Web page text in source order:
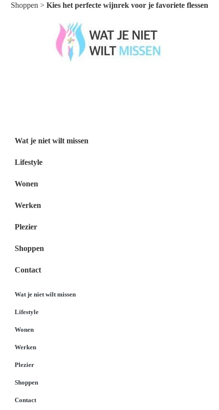
Shoppen > Kies het perfecte wijnrek voor je favoriete flessen
Wat je niet wilt missen
Lifestyle
Wonen
Werken
Plezier
Shoppen
Contact
Wat je niet wilt missen
Lifestyle
Wonen
Werken
Plezier
Shoppen
Contact